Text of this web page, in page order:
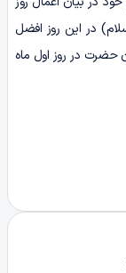
در این روز افضل
حضرت در روز اول ماه